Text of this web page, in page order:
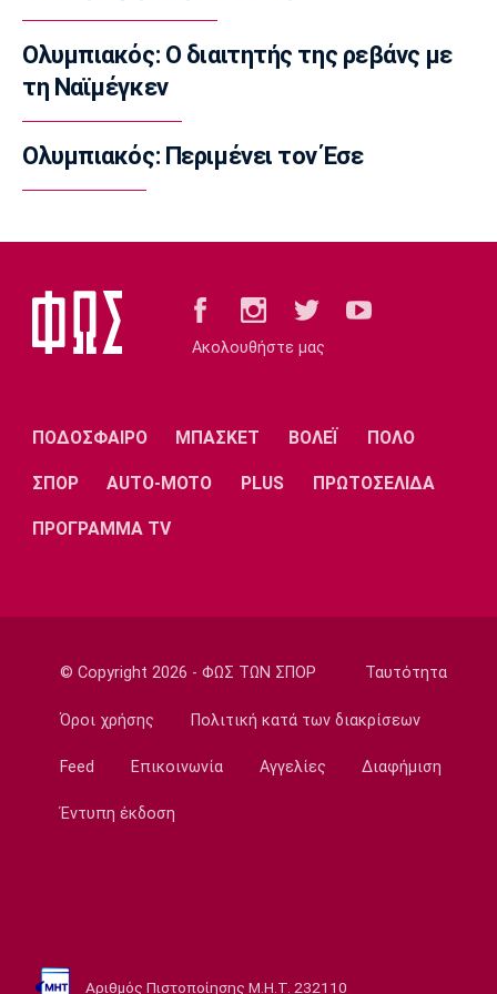
Ζεσούς
Μπάσκετ
Στη Γαλατασαράι ο Άλεν Σμάιλαγκιτς
09:20
Europa League
ΠΑΟΚ: Γηραιότερος βασικός στην ιστορία
09:10
Προτάθηκε στον Ολυμπιακό ο Σέμι Οτζελέγε
Τζαρίδου
EuroLeague
Κάνααν: «Είμαι ανοικτός να παίξω εκτός
Euroleague»
Αντίπαλοι Εθνικής: Με Μίχαλιουκ και Λεν η
Europa League
Ολυμπιακός: Ο διαιτητής της ρεβάνς με
τη Ναϊμέγκεν
Ολυμπιακός: Περιμένει τον Έσε
Ακολουθήστε μας
ΠΟΔΟΣΦΑΙΡΟ ΜΠΑΣΚΕΤ ΒΟΛΕΪ ΠΟΛΟ
ΣΠΟΡ AUTO-MOTO PLUS ΠΡΩΤΟΣΕΛΙΔΑ
ΠΡΟΓΡΑΜΜΑ TV
© Copyright 2026 - ΦΩΣ ΤΩΝ ΣΠΟΡ Ταυτότητα
Όροι χρήσης Πολιτική κατά των διακρίσεων
Feed Επικοινωνία Αγγελίες Διαφήμιση
Έντυπη έκδοση
Αριθμός Πιστοποίησης Μ.Η.Τ. 232110